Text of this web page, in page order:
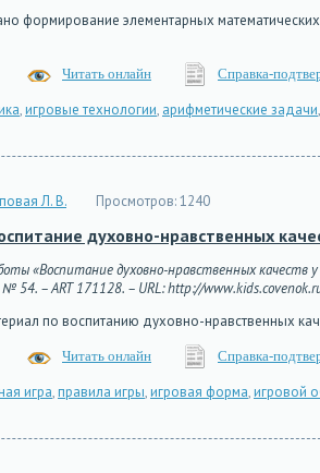
формирование элементарных
Читать онлайн Справка-
,игровые технологии, арифметические задачи
Л. В. Просмотров:1240
духовно-нравственных
«Воспитание духовно-нравственных качеств
54. – ART 171128. – URL: http://
по воспитанию духовно-нравственных
Читать онлайн Справка-
игра,правила игры,игровая форма,игровой